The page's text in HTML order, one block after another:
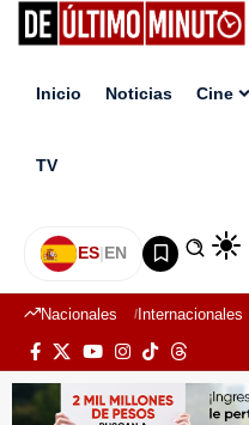
Inicio Noticias Cine
TV
ES|EN
Nacionales Internacionales